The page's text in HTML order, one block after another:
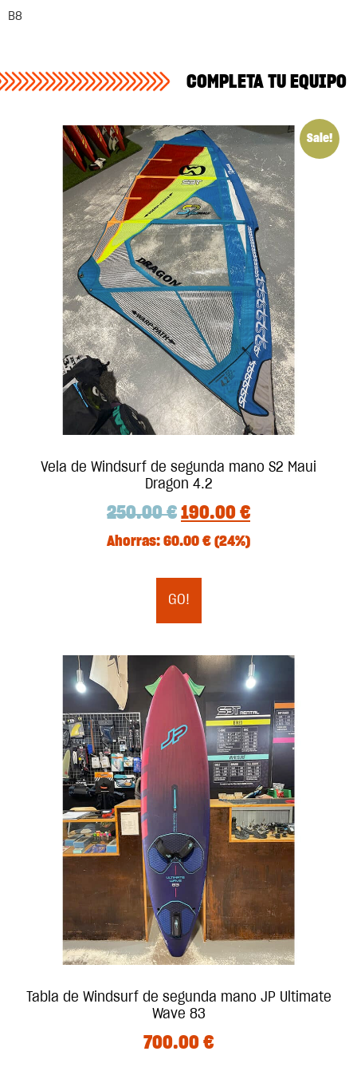
B8
COMPLETA TU EQUIPO
Sale!
Vela de Windsurf de segunda mano S2 Maui
Dragon 4.2
250.00€ 190.00 €
Ahorras: 60.00 € (24%)
GO!
Tabla de Windsurf de segunda mano JP Ultimate
Wave 83
700.00 €